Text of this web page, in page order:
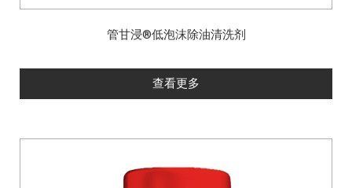
管甘浸®低泡沫除油清洗剂
查看更多